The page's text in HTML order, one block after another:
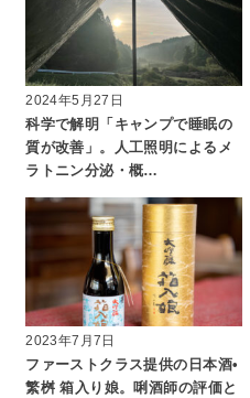
2024年5月27日
科学で解明「キャンプで睡眠の
質が改善」。人工照明によるメ
ラトニン分泌・概…
2023年7月7日
ファーストクラス提供の日本酒•
繁桝 箱入り娘。唎酒師の評価と